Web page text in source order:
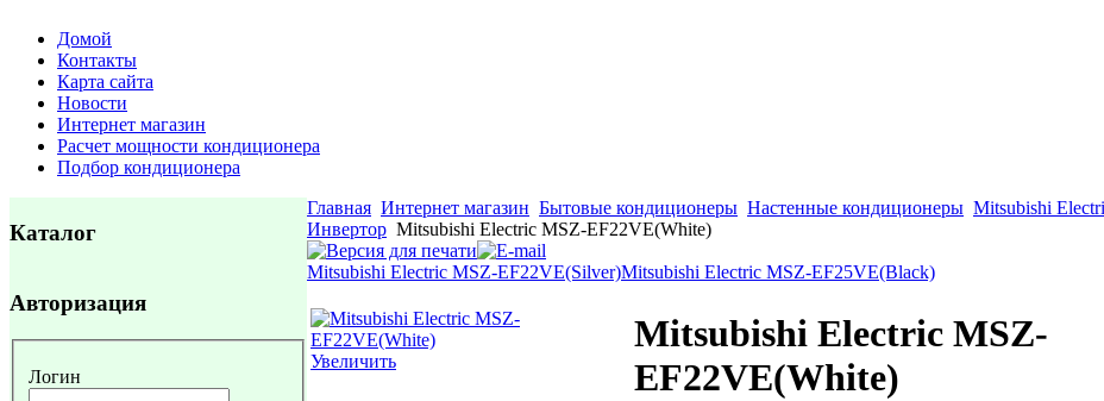
Домой
Контакты
Карта сайта
Новости
Интернет магазин
Расчет мощности кондиционера
Подбор кондиционера
Каталог
Авторизация
Логин
Главная Интернет магазин Бытовые кондиционеры Настенные кондиционеры Mitsubishi
Инвертор Mitsubishi Electric MSZ-EF22VE(White)
Mitsubishi Electric MSZ-EF22VE(Silver)Mitsubishi Electric MSZ-EF25VE(Black)
Увеличить
Mitsubishi Electric MSZ-
EF22VE(White)